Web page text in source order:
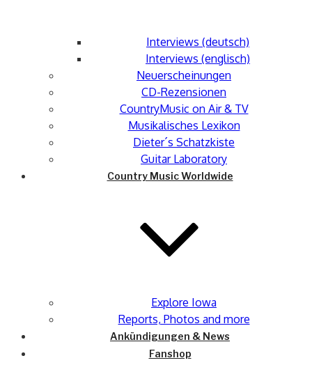
Interviews (deutsch)
Interviews (englisch)
Neuerscheinungen
CD-Rezensionen
CountryMusic on Air & TV
Musikalisches Lexikon
Dieter´s Schatzkiste
Guitar Laboratory
Country Music Worldwide
Explore Iowa
Reports, Photos and more
Ankündigungen & News
Fanshop